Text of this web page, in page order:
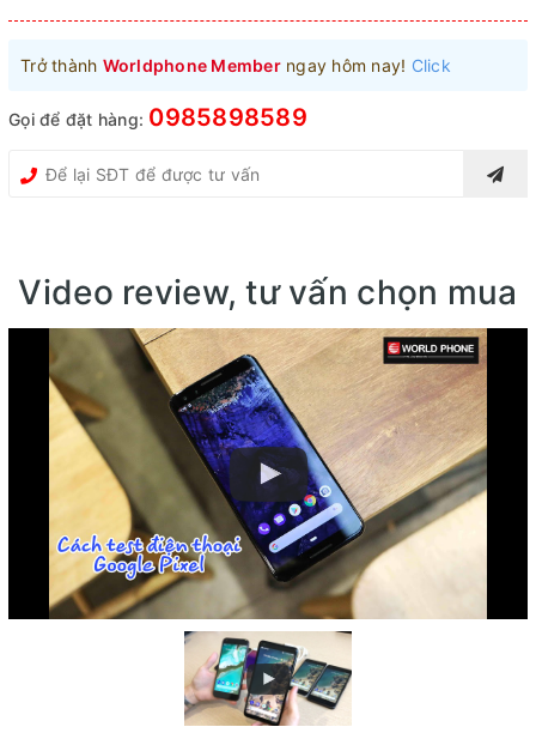
Trở thành Worldphone Memberngay hôm nay! Click
Gọi để đặt hàng: 0985898589
Video review, tư vấn chọn mua